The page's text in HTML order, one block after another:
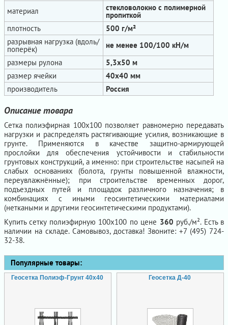
материал
стекловолокно с полимерной
пропиткой
плотность
500 г/м²
разрывная нагрузка (вдоль/
поперёк)
не менее 100/100 кН/м
размеры рулона
5,3х50 м
размер ячейки
40x40 мм
производитель
Россия
Описание товара
Сетка полиэфирная 100х100 позволяет равномерно передавать
нагрузки и распределять растягивающие усилия, возникающие в
грунте. Применяются в качестве защитно-армирующей
прослойки для обеспечения устойчивости и стабильности
грунтовых конструкций, а именно: при строительстве насыпей на
слабых основаниях (болота, грунты повышенной влажности,
переувлажнённые); при строительстве временных дорог,
подъездных путей и площадок различного назначения; в
комбинациях с иными геосинтетическими материалами
(неткаными и другими геосинтетическими продуктами).
Купить сетку полиэфирную 100х100 по цене 360 руб./м². Есть в
наличии на складе. Самовывоз, доставка! Звоните: +7 (495) 724-
32-38.
Популярные товары:
Геосетка Полиэф-Грунт 40х40 Геосетка Д-40